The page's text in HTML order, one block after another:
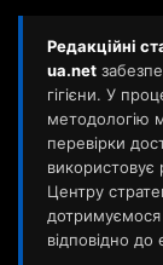
Редакційні
ua.net
гігієни. У
методологію
перевірки
використовує
Центру
відповідно